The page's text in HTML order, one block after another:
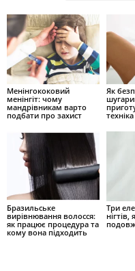
Менінгококовий
менінгіт: чому
мандрівникам варто
подбати про захист
Як
техніка
Бразильське
вирівнювання волосся:
як працює процедура та
кому вона підходить
Три
нігтів,